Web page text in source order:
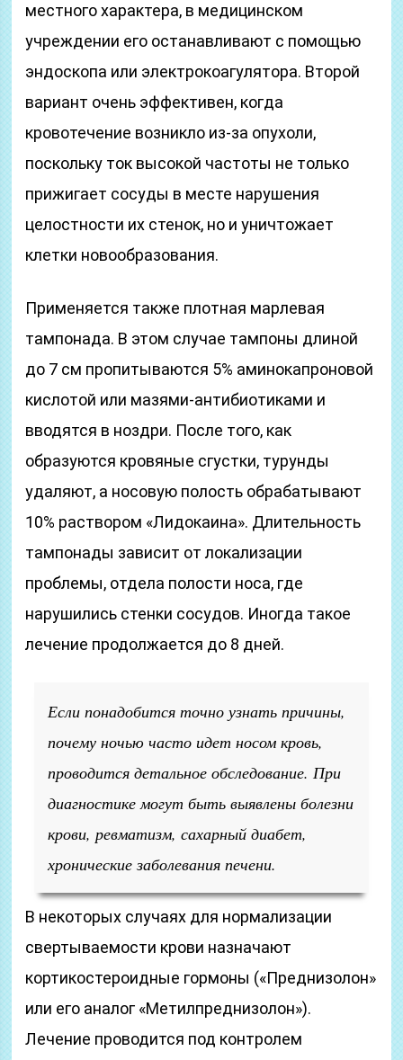
местного характера, в медицинском
учреждении его останавливают с помощью
эндоскопа или электрокоагулятора. Второй
вариант очень эффективен, когда
кровотечение возникло из-за опухоли,
поскольку ток высокой частоты не только
прижигает сосуды в месте нарушения
целостности их стенок, но и уничтожает
клетки новообразования.
Применяется также плотная марлевая
тампонада. В этом случае тампоны длиной
до 7 см пропитываются 5% аминокапроновой
кислотой или мазями-антибиотиками и
вводятся в ноздри. После того, как
образуются кровяные сгустки, турунды
удаляют, а носовую полость обрабатывают
10% раствором «Лидокаина». Длительность
тампонады зависит от локализации
проблемы, отдела полости носа, где
нарушились стенки сосудов. Иногда такое
лечение продолжается до 8 дней.
Если понадобится точно узнать причины,
почему ночью часто идет носом кровь,
проводится детальное обследование. При
диагностике могут быть выявлены болезни
крови, ревматизм, сахарный диабет,
хронические заболевания печени.
В некоторых случаях для нормализации
свертываемости крови назначают
кортикостероидные гормоны («Преднизолон»
или его аналог «Метилпреднизолон»).
Лечение проводится под контролем